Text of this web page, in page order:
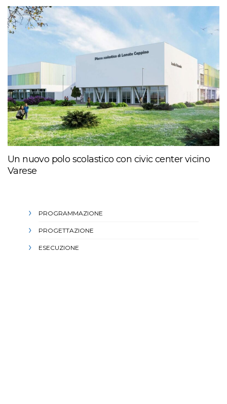
Un nuovo polo scolastico con civic center vicino
Varese
PROGRAMMAZIONE
PROGETTAZIONE
ESECUZIONE